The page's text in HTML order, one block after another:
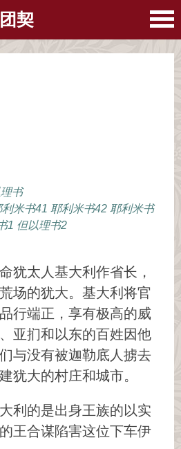
契
书
米书41 耶利米书42 耶利米书
1 但以理书2
犹太人基大利作省长，
场的犹大。基大利将官
行端正，享有极高的威
亚扪和以东的百姓因他
与没有被迦勒底人掳去
犹大的村庄和城市。
利的是出身王族的以实
王合谋陷害这位下车伊